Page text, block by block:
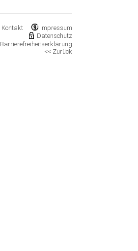
Impressum
Kontakt
Datenschutz
Barrierefreiheitserklärung
<< Zurück